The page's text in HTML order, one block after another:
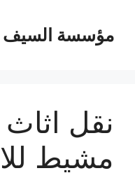
المحتوىمؤسسة السيف
نقل
مشيط